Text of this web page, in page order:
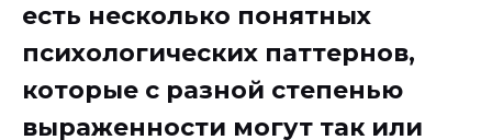
есть несколько понятных
психологических паттернов,
которые с разной степенью
выраженности могут так или